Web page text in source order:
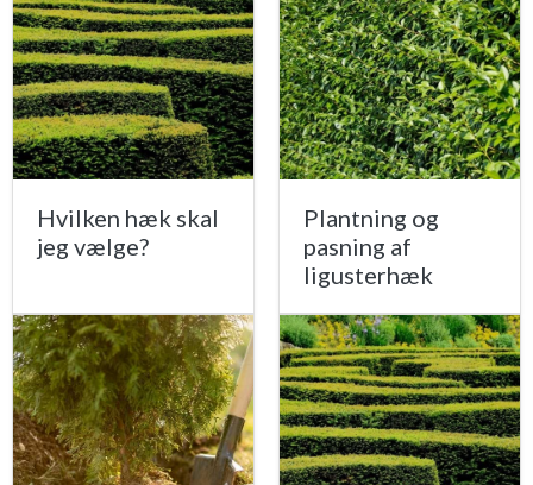
Hvilken hæk skal
jeg vælge?
Plantning og
pasning af
ligusterhæk